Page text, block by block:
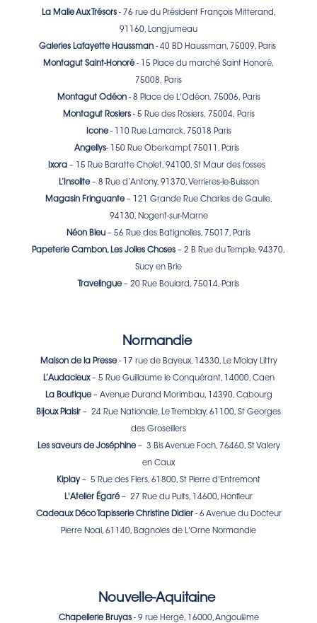
La Malle Aux Trésors- 76 rue du Président François Mitterand,
91160, Longjumeau
Galeries Lafayette Haussman - 40 BD Haussman, 75009, Paris
Montagut Saint-Honoré - 15 Place du marché Saint Honoré,
75008, Paris
Montagut Odéon- 8 Place de L'Odéon, 75006, Paris
Montagut Rosiers - 5 Rue des Rosiers, 75004, Paris
Icone- 110 Rue Lamarck, 75018 Paris
Angellys- 150 Rue Oberkampf, 75011, Paris
Ixora – 15 Rue Baratte Cholet, 94100, St Maur des fosses
L’Insolite – 8 Rue d’Antony, 91370, Verrières-le-Buisson
Magasin Fringuante – 121 Grande Rue Charles de Gaulle,
94130, Nogent-sur-Marne
Néon Bleu – 56 Rue des Batignolles, 75017, Paris
Papeterie Cambon, Les Jolies Choses – 2 B Rue du Temple, 94370,
Sucy en Brie
Travelingue – 20 Rue Boulard, 75014, Paris
Normandie
Maison de la Presse- 17 rue de Bayeux, 14330, Le Molay Littry
L’Audacieux– 5 Rue Guillaume le Conquérant, 14000, Caen
La Boutique– Avenue Durand Morimbau, 14390, Cabourg
Bijoux Plaisir – 24 Rue Nationale, Le Tremblay, 61100, St Georges
des Groseillers
Les saveurs de Joséphine– 3 Bis Avenue Foch, 76460, St Valery
en Caux
Kiplay – 5 Rue des Flers, 61800, St Pierre d'Entremont
L'Atelier Égaré – 27 Rue du Puits, 14600, Honfleur
Cadeaux Déco Tapisserie Christine Didier- 6 Avenue du Docteur
Pierre Noal, 61140, Bagnoles de L'Orne Normandie
Nouvelle-Aquitaine
Chapellerie Bruyas - 9 rue Hergé, 16000, Angoul ême